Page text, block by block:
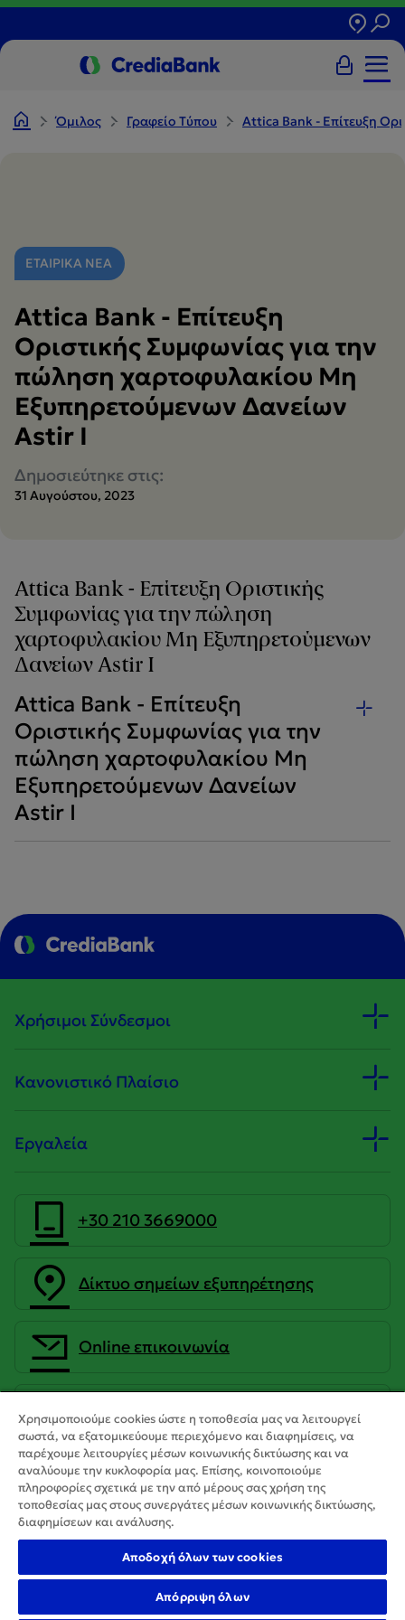
Όμιλος Γραφείο Tύπου Attica Bank - Επίτευξη
ΕΤΑΙΡΙΚΑ ΝΕΑ
Attica Bank - Επίτευξη
Οριστικής Συμφωνίας για την
πώληση χαρτοφυλακίου Μη
Εξυπηρετούμενων Δανείων
Astir I
Δημοσιεύτηκε στις:
31 Αυγούστου, 2023
Attica Bank - Επίτευξη Οριστικής
Συμφωνίας για την πώληση
χαρτοφυλακίου Μη Εξυπηρετούμενων
Δανείων Astir I
Attica Bank - Επίτευξη
Οριστικής Συμφωνίας για την
πώληση χαρτοφυλακίου Μη
Εξυπηρετούμενων Δανείων
Astir I
Χρήσιμοι Σύνδεσμοι
Κανονιστικό Πλαίσιο
Εργαλεία
+30 210 3669000
Δίκτυο σημείων εξυπηρέτησης
Οnline επικοινωνία
CrediaBank Ανώνυμη Τραπεζική
Εταιρεία
Χρησιμοποιούμε cookies ώστε η τοποθεσία μας να λειτουργεί
σωστά, να εξατομικεύουμε περιεχόμενο και διαφημίσεις, να
παρέχουμε λειτουργίες μέσων κοινωνικής δικτύωσης και να
αναλύουμε την κυκλοφορία μας. Επίσης, κοινοποιούμε
πληροφορίες σχετικά με την από μέρους σας χρήση της
τοποθεσίας μας στους συνεργάτες μέσων κοινωνικής δικτύωσης,
διαφημίσεων και ανάλυσης.
Αποδοχή όλων των cookies
Απόρριψη όλων